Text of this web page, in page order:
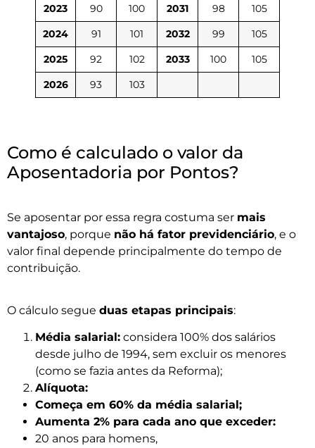
2023
90 100 2031 98
105
2024
91 101 2032 99
105
2025
92 102 2033 100
105
2026
93 103
Como é calculado o valor da
Aposentadoria por Pontos?
Se aposentar por essa regra costuma ser mais
vantajoso, porque não há fator previdenciário, e o
valor final depende principalmente do tempo de
contribuição.
O cálculo segue duas etapas principais:
Média salarial: considera 100% dos salários
desde julho de 1994, sem excluir os menores
(como se fazia antes da Reforma);
Alíquota:
Começa em 60% da média salarial;
Aumenta 2% para cada ano que exceder:
20 anos para homens,